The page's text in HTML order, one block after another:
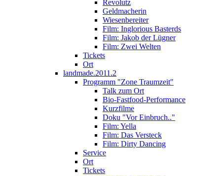
Revolutz
Geldmacherin
Wiesenbereiter
Film: Inglorious Basterds
Film: Jakob der Lügner
Film: Zwei Welten
Tickets
Ort
landmade.2011.2
Programm "Zone Traumzeit"
Talk zum Ort
Bio-Fastfood-Performance
Kurzfilme
Doku "Vor Einbruch.."
Film: Yella
Film: Das Versteck
Film: Dirty Dancing
Service
Ort
Tickets